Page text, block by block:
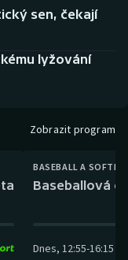
sen, čekají
lyžování
Zobrazit program
BASEBALL A
Baseballová
Dnes, 12:55-16:15